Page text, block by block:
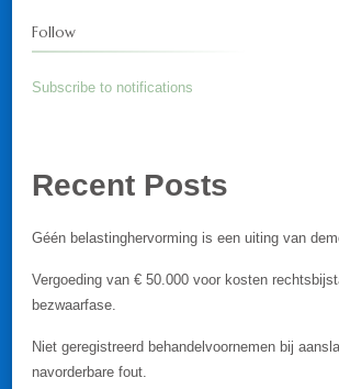
Follow
Subscribe to notifications
Recent Posts
Géén belastinghervorming is een uiting van
Vergoeding van € 50.000 voor kosten
bezwaarfase.
Niet geregistreerd behandelvoornemen bij
navorderbare fout.